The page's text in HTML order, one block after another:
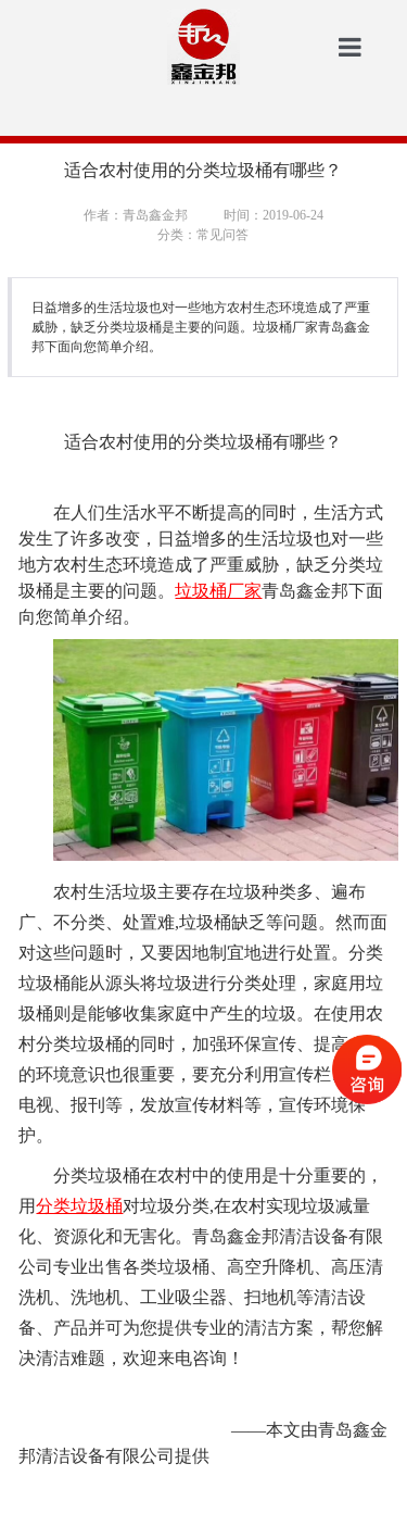
垃圾桶
联系方式
适合农村使用的分类垃圾桶有哪些？
作者：青岛鑫金邦
时间：2019-06-24
分类：常见问答
日益增多的生活垃圾也对一些地方农村生态环境造成了严重
威胁，缺乏分类垃圾桶是主要的问题。垃圾桶厂家青岛鑫金
邦下面向您简单介绍。
适合农村使用的分类垃圾桶有哪些？
在人们生活水平不断提高的同时，生活方式
发生了许多改变，日益增多的生活垃圾也对一些
地方农村生态环境造成了严重威胁，缺乏分类垃
圾桶是主要的问题。垃圾桶厂家青岛鑫金邦下面
向您简单介绍。
农村生活垃圾主要存在垃圾种类多、遍布
广、不分类、处置难,垃圾桶缺乏等问题。然而面
对这些问题时，又要因地制宜地进行处置。分类
垃圾桶能从源头将垃圾进行分类处理，家庭用垃
圾桶则是能够收集家庭中产生的垃圾。在使用农
村分类垃圾桶的同时，加强环保宣传、提高农民
的环境意识也很重要，要充分利用宣传栏、广播
电视、报刊等，发放宣传材料等，宣传环境保
护。
分类垃圾桶在农村中的使用是十分重要的，
用分类垃圾桶对垃圾分类,在农村实现垃圾减量
化、资源化和无害化。青岛鑫金邦清洁设备有限
公司专业出售各类垃圾桶、高空升降机、高压清
洗机、洗地机、工业吸尘器、扫地机等清洁设
备、产品并可为您提供专业的清洁方案，帮您解
决清洁难题，欢迎来电咨询！
——本文由青岛鑫金
邦清洁设备有限公司提供